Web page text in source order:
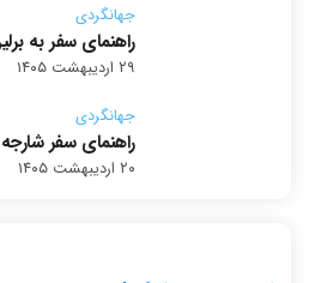
جهانگردی
راهنمای سفر به
۲۹ اردیبهشت ۱۴۰۵
جهانگردی
راهنمای سفر شارجه
۲۰ اردیبهشت ۱۴۰۵